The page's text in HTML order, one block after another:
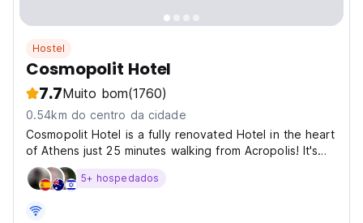
Hostel
Cosmopolit Hotel
7.7Muito bom(1760)
0.54km do centro da cidade
Cosmopolit Hotel is a fully renovated Hotel in the heart
of Athens just 25 minutes walking from Acropolis! It's
located just 50 meters from Omonia Sq station! All of
our rooms have A/C , private bathroom with hot water
5+ hospedados